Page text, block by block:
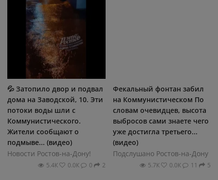
💦 Затопило двор и подвал
дома на Заводской, 10. Эти
потоки воды шли с
Коммунистического.
Жители сообщают о
подмыве... (видео)
Новости Ростов-на-Дону!
5.4К 0.0К 0 2
Фекальный фонтан забил
на Коммунистическом По
словам очевидцев, высота
выбросов сами знаете чего
уже достигла третьего...
(видео)
Подслушано Ростов-на-Дону
5.7К 0.0К 11 5